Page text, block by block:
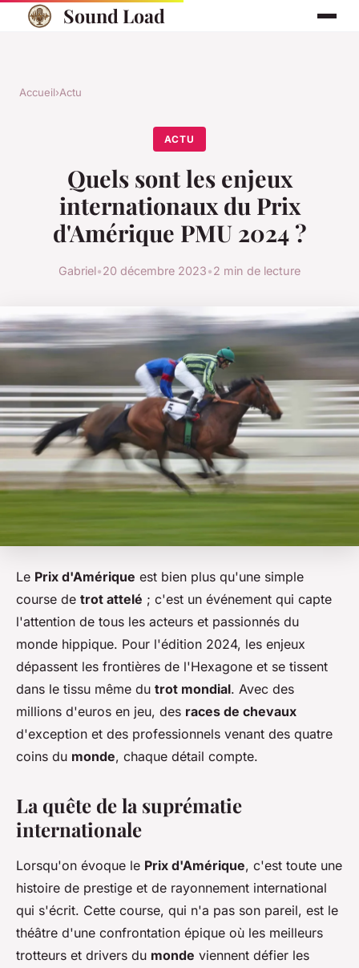
Sound Load
Accueil›Actu
ACTU
Quels sont les enjeux
internationaux du Prix
d'Amérique PMU 2024 ?
Gabriel•20 décembre 2023•2 min de lecture
Le Prix d'Amérique est bien plus qu'une simple
course de trot attelé ; c'est un événement qui capte
l'attention de tous les acteurs et passionnés du
monde hippique. Pour l'édition 2024, les enjeux
dépassent les frontières de l'Hexagone et se tissent
dans le tissu même du trot mondial. Avec des
millions d'euros en jeu, des races de chevaux
d'exception et des professionnels venant des quatre
coins du monde, chaque détail compte.
La quête de la suprématie
internationale
Lorsqu'on évoque le Prix d'Amérique, c'est toute une
histoire de prestige et de rayonnement international
qui s'écrit. Cette course, qui n'a pas son pareil, est le
théâtre d'une confrontation épique où les meilleurs
trotteurs et drivers du monde viennent défier les